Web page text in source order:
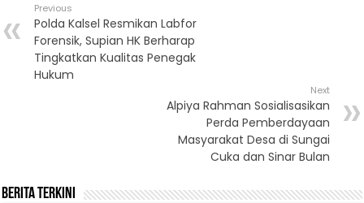
Previous
Polda Kalsel Resmikan Labfor
Forensik, Supian HK Berharap
Tingkatkan Kualitas Penegak
Hukum
Next
Alpiya Rahman Sosialisasikan
Perda Pemberdayaan
Masyarakat Desa di Sungai
Cuka dan Sinar Bulan
Berita Terkini